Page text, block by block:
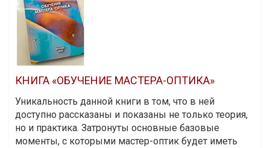
КНИГА «ОБУЧЕНИЕ МАСТЕРА-ОПТИКА»
Уникальность данной книги в том, что в ней
доступно рассказаны и показаны не только теория,
но и практика. Затронуты основные базовые
моменты, с которыми мастер-оптик будет иметь